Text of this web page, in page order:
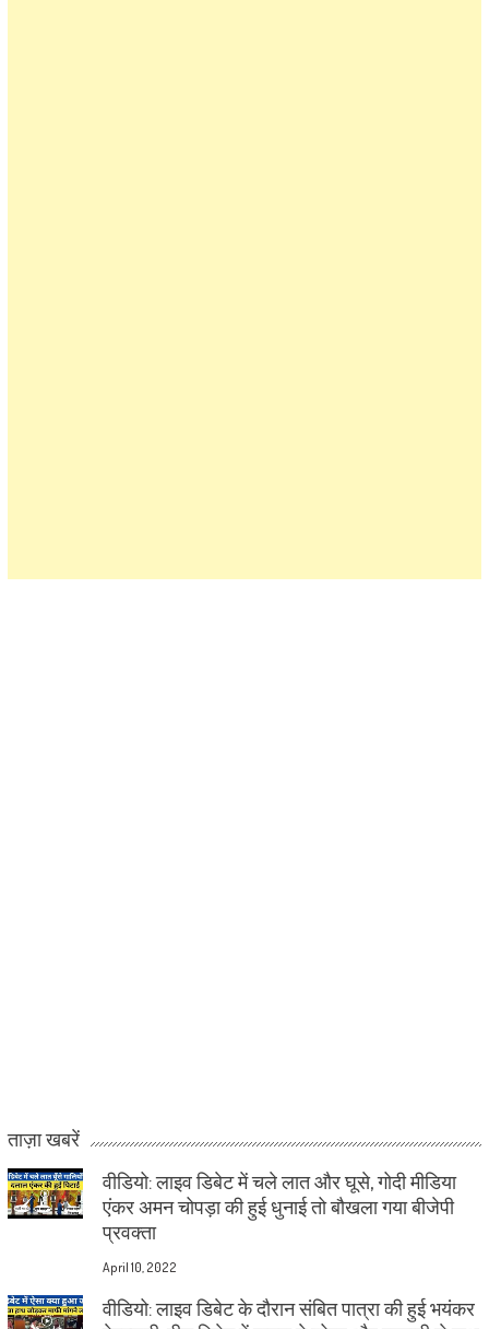
ताज़ा खबरें
वीडियो: लाइव डिबेट में चले लात और घूसे, गोदी मीडिया
एंकर अमन चोपड़ा की हुई धुनाई तो बौखला गया बीजेपी
प्रवक्ता
April 10, 2022
वीडियो: लाइव डिबेट के दौरान संबित पात्रा की हुई भयंकर